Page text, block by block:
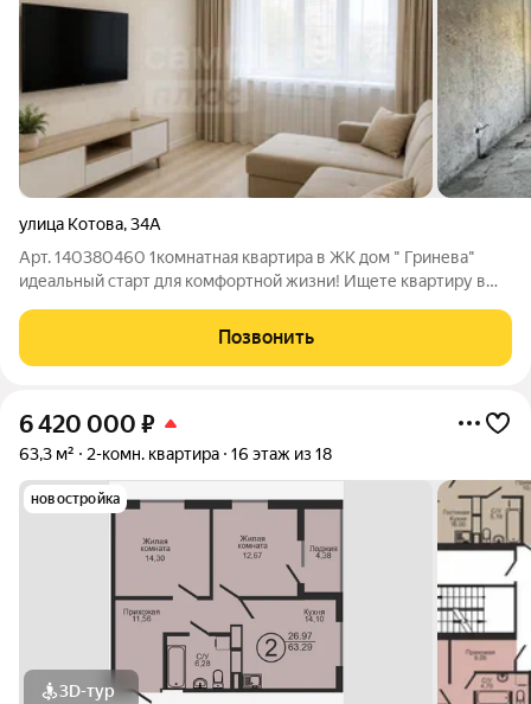
улица Котова,34А
Арт. 140380460 1комнатная квартира в ЖК дом " Гринева"
идеальный старт для комфортной жизни! Ищете квартиру в
2комнатную квартиру в современном ЖК дом "Гринева" в
развивающемся районе Нет
Позвонить
6 420 000 ₽
63,3 м² 2-комн. квартира 16 этаж из 18
новостройка
3D-тур